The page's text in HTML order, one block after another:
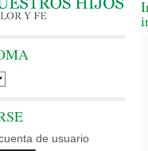
de usuario